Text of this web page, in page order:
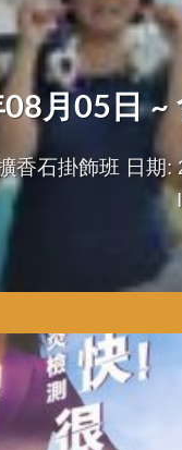
月05日 ~
香石掛飾班 日期